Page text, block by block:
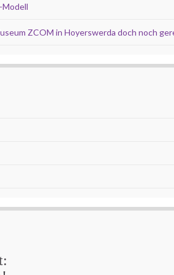
Modell
ZCOM in Hoyerswerda doch noch